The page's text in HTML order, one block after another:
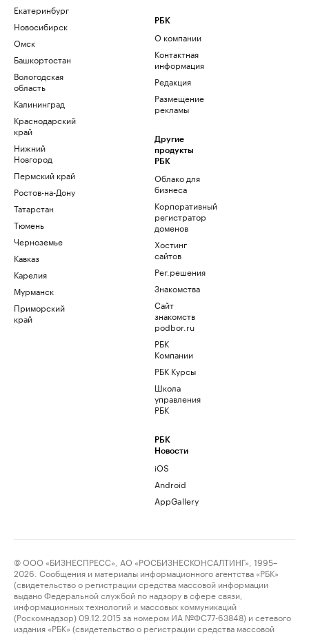
Екатеринбург
Новосибирск
Омск
Башкортостан
Вологодская
область
Калининград
Краснодарский
край
Нижний
Новгород
Пермский край
Ростов-на-Дону
Татарстан
Тюмень
Черноземье
Кавказ
Карелия
Мурманск
Приморский
край
РБК
О компании
Контактная
информация
Редакция
Размещение
рекламы
Другие
продукты
РБК
Облако для
бизнеса
Корпоративный
регистратор
доменов
Хостинг
сайтов
Рег.решения
Знакомства
Сайт
знакомств
podbor.ru
РБК
Компании
РБК Курсы
Школа
управления
РБК
РБК
Новости
iOS
Android
AppGallery
© ООО «БИЗНЕСПРЕСС», АО «РОСБИЗНЕСКОНСАЛТИНГ», 1995–
2026. Сообщения и материалы информационного агентства «РБК»
(свидетельство о регистрации средства массовой информации
выдано Федеральной службой по надзору в сфере связи,
информационных технологий и массовых коммуникаций
(Роскомнадзор) 09.12.2015 за номером ИА №ФС77-63848) и сетевого
издания «РБК» (свидетельство о регистрации средства массовой